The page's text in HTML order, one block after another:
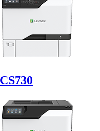
CS730